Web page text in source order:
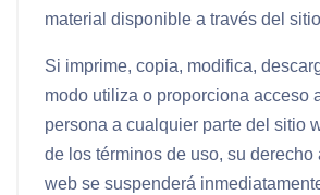
material disponible a través del
Si imprime, copia, modifica,
modo utiliza o proporciona acceso
persona a cualquier parte del sitio
de los términos de uso, su derecho
web se suspenderá